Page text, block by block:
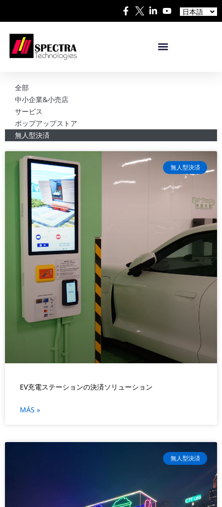
日本語
Español
全部
中小企業&小売店
サービス
ポップアップストア
無人型決済
無人型決済
EV充電ステーションの決済ソリューション
MÁS »
無人型決済